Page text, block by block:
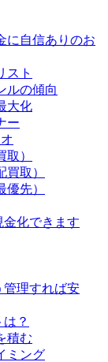
に自信ありのお
スト
ルの傾向
大化
ー
）
取）
先）
化できます
管理すれば安
？
積む
ミング